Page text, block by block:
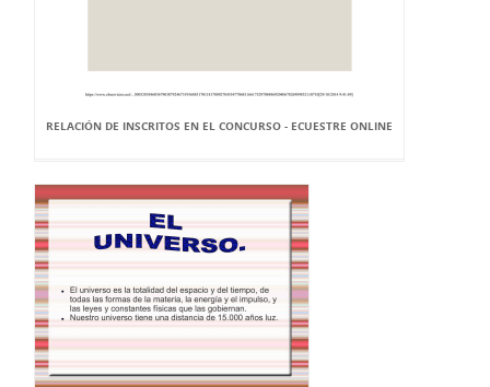
RELACIÓN DE INSCRITOS EN EL CONCURSO - ECUESTRE ONLINE